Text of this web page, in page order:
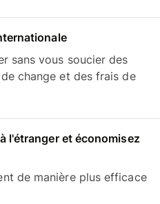
sans vous soucier des
change et des frais de
l'étranger et économisez
de manière plus efficace